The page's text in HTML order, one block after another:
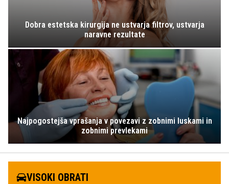
Dobra estetska kirurgija ne ustvarja filtrov, ustvarja
naravne rezultate
Najpogostejša vprašanja v povezavi z zobnimi luskami in
zobnimi prevlekami
VISOKI OBRATI